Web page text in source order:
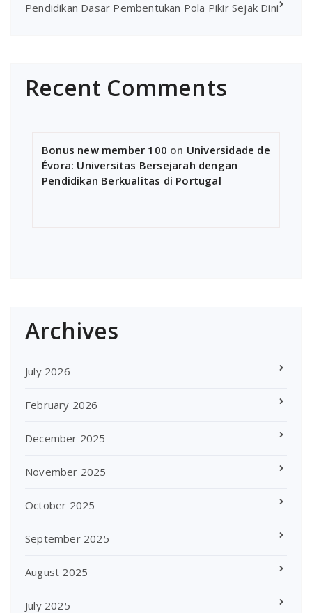
Pendidikan Dasar Pembentukan Pola Pikir Sejak Dini
Recent Comments
Bonus new member 100 on Universidade de
Évora: Universitas Bersejarah dengan
Pendidikan Berkualitas di Portugal
Archives
July 2026
February 2026
December 2025
November 2025
October 2025
September 2025
August 2025
July 2025